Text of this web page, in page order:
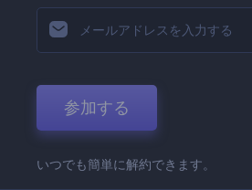
参加する
いつでも簡単に解約できます。